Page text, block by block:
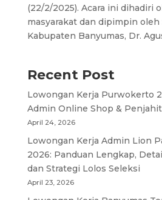
(22/2/2025). Acara ini dihadiri
masyarakat dan dipimpin
Kabupaten Banyumas, Dr.
Recent Post
Lowongan Kerja Purwokerto
Admin Online Shop &
April 24, 2026
Lowongan Kerja Admin Lion
2026: Panduan Lengkap,
dan Strategi Lolos Seleksi
April 23, 2026